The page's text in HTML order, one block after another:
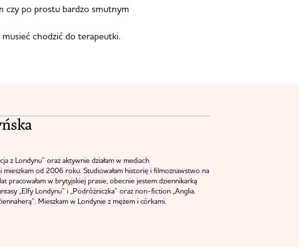
czy po prostu bardzo smutnym
chodzić do terapeutki.
z Londynu” oraz aktywnie działam w mediach
od 2006 roku. Studiowałam historię i filmoznawstwo na
pracowałam w brytyjskiej prasie, obecnie jestem dziennikarką
„Elfy Londynu” i „Podróżniczka” oraz non-fiction „Anglia.
Mieszkam w Londynie z mężem i córkami.